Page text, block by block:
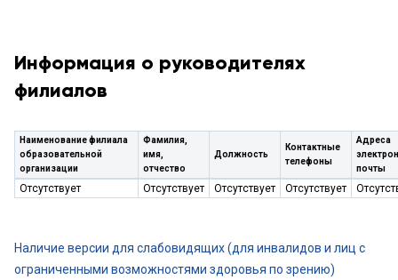
Информация о руководителях
филиалов
Наименование филиала
образовательной
организации
Фамилия,
имя,
отчество
Должность
Контактные
телефоны
Адреса
почты
Отсутствует Отсутствует Отсутствует Отсутствует
Наличие версии для слабовидящих (для инвалидов и лиц с
ограниченными возможностями здоровья по зрению)